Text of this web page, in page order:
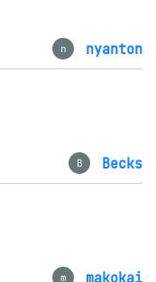
n nyanton
B Becks
m makokai